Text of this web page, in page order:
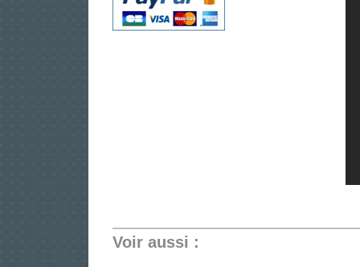
Voir aussi :